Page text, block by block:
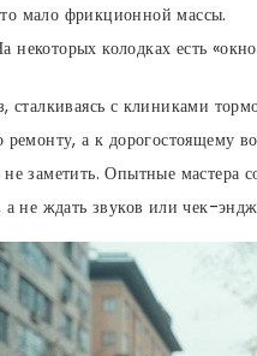
мало фрикционной массы.
некоторых колодках есть
сталкиваясь с клиниками
ремонту, а к дорогостоящему
заметить. Опытные мастера
а не ждать звуков или чек-